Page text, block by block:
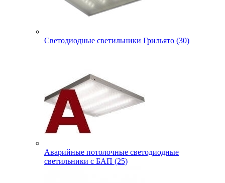
Светодиодные светильники Грильято (30)
Аварийные потолочные светодиодные
светильники с БАП (25)